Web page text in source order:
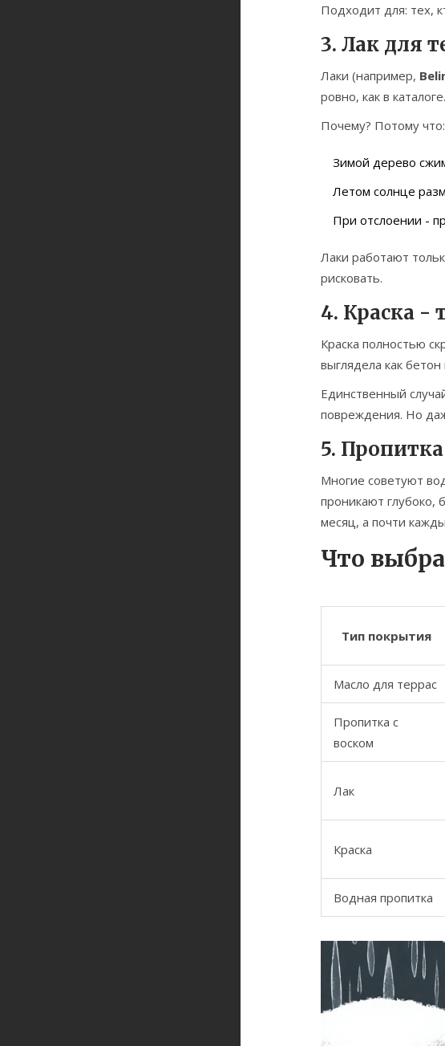
Подходит для: тех,
3. Лак для
Лаки (например,
ровно, как в
Почему? Потому что:
Зимой дерево
Летом солнце
При отслоении -
Лаки работают
рисковать.
4. Краска -
Краска полностью
выглядела как
Единственный
повреждения. Но
5.
Многие советуют
проникают глубоко,
месяц, а почти
Что
Тип покрытия
Масло для террас
Пропитка с
воском
Лак
Краска
Водная пропитка